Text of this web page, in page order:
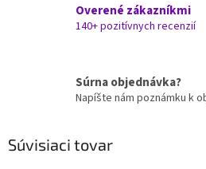
Overené zákazníkmi
140+ pozitívnych recenzií
Súrna objednávka?
Napíšte nám poznámku k
Súvisiaci tovar